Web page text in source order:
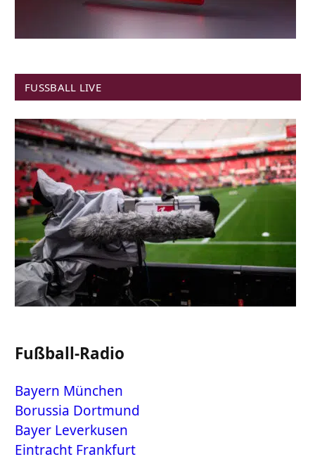
FUSSBALL LIVE
Fußball-Radio
Bayern München
Borussia Dortmund
Bayer Leverkusen
Eintracht Frankfurt